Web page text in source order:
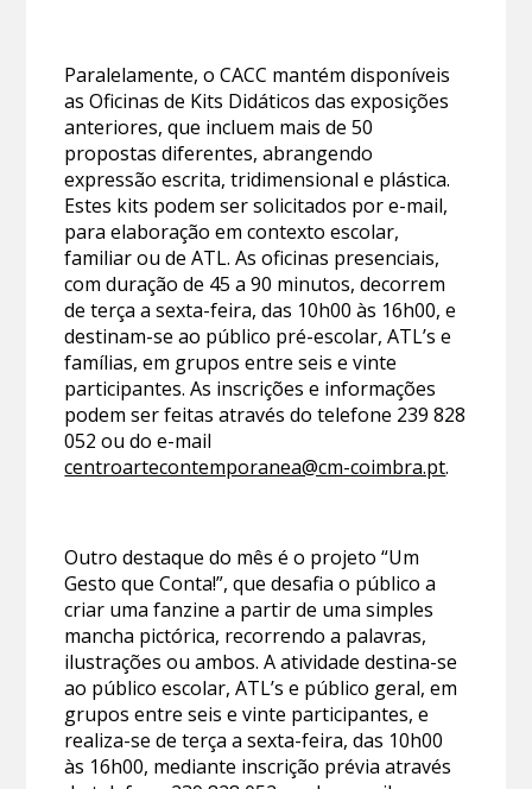
Paralelamente, o CACC mantém disponíveis
as Oficinas de Kits Didáticos das exposições
anteriores, que incluem mais de 50
propostas diferentes, abrangendo
expressão escrita, tridimensional e plástica.
Estes kits podem ser solicitados por e-mail,
para elaboração em contexto escolar,
familiar ou de ATL. As oficinas presenciais,
com duração de 45 a 90 minutos, decorrem
de terça a sexta-feira, das 10h00 às 16h00, e
destinam-se ao público pré-escolar, ATL’s e
famílias, em grupos entre seis e vinte
participantes. As inscrições e informações
podem ser feitas através do telefone 239 828
052 ou do e-mail
centroartecontemporanea@cm-coimbra.pt.
Outro destaque do mês é o projeto “Um
Gesto que Conta!”, que desafia o público a
criar uma fanzine a partir de uma simples
mancha pictórica, recorrendo a palavras,
ilustrações ou ambos. A atividade destina-se
ao público escolar, ATL’s e público geral, em
grupos entre seis e vinte participantes, e
realiza-se de terça a sexta-feira, das 10h00
às 16h00, mediante inscrição prévia através